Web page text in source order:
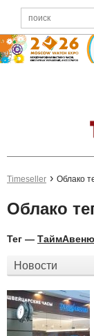
Timeseller Облако
Облако
Тег — ТаймАвеню
Новости